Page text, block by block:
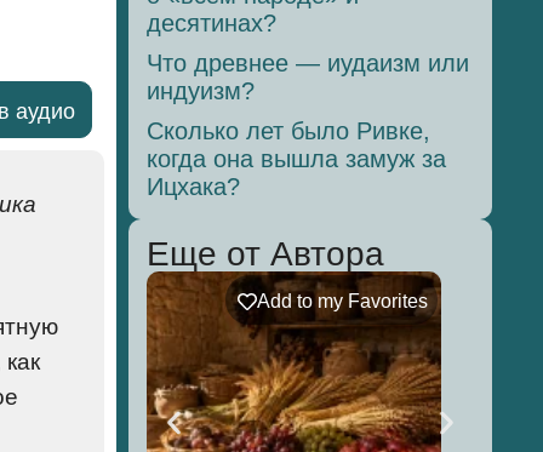
аудио
десятинах?
Что древнее — иудаизм или
индуизм?
Сколько лет было Ривке,
когда она вышла замуж за
Ицхака?
Еще от Автора
Add to my Favorites